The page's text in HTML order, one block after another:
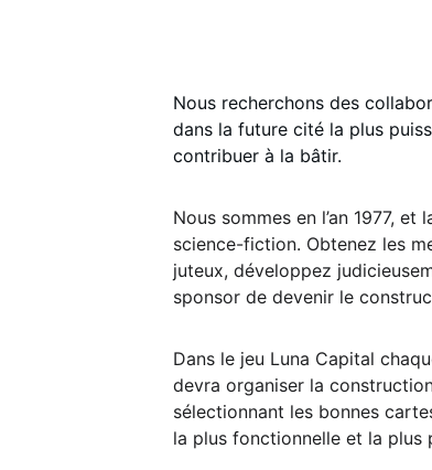
Nous recherchons des
dans la future cité la plus
contribuer à la bâtir.
Nous sommes en l’an 1977, et
science-fiction. Obtenez les
juteux, développez
sponsor de devenir le
Dans le jeu Luna Capital
devra organiser la
sélectionnant les bonnes
la plus fonctionnelle et la plus